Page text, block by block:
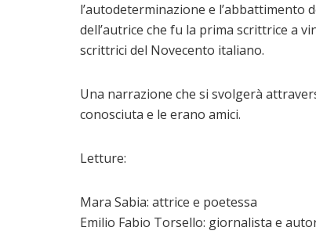
l’autodeterminazione e
dell’autrice che fu la prima scrittrice a
scrittrici del Novecento italiano.
Una narrazione che si svolgerà
conosciuta e le erano amici.
Letture:
Mara Sabia: attrice e poetessa
Emilio Fabio Torsello: giornalista e